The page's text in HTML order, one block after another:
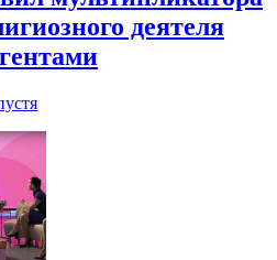
деятеля